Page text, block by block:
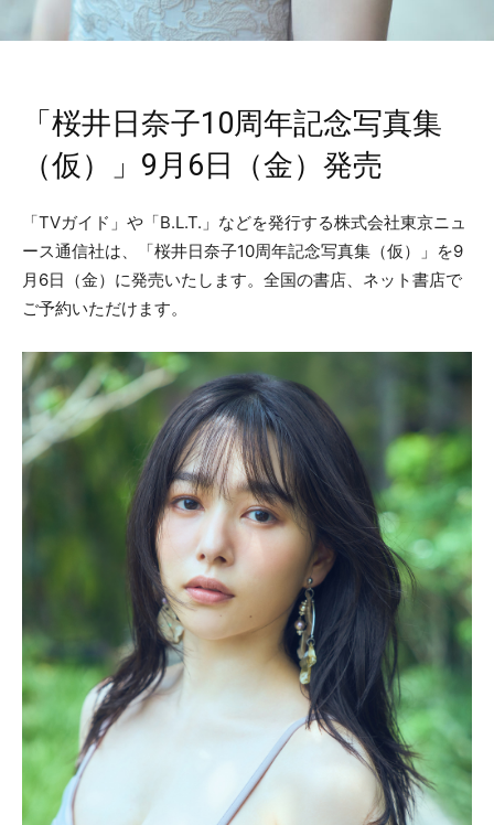
「桜井日奈子10周年記念写真集
（仮）」9月6日（金）発売
「TVガイド」や「B.L.T.」などを発行する株式会社東京ニュ
ース通信社は、「桜井日奈子10周年記念写真集（仮）」を9
月6日（金）に発売いたします。全国の書店、ネット書店で
ご予約いただけます。